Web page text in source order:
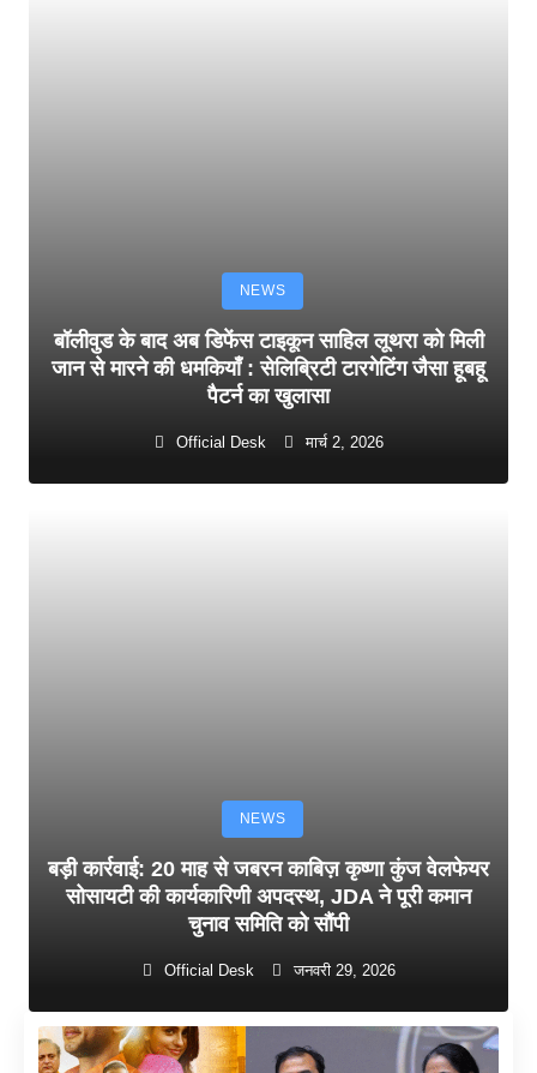
NEWS
बॉलीवुड के बाद अब डिफेंस टाइकून साहिल लूथरा को मिली
जान से मारने की धमकियाँ : सेलिब्रिटी टारगेटिंग जैसा हूबहू
पैटर्न का खुलासा
Official Desk मार्च 2, 2026
NEWS
बड़ी कार्रवाई: 20 माह से जबरन काबिज़ कृष्णा कुंज वेलफेयर
सोसायटी की कार्यकारिणी अपदस्थ, JDA ने पूरी कमान
चुनाव समिति को सौंपी
Official Desk जनवरी 29, 2026